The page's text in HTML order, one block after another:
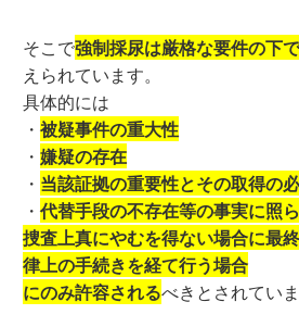
そこで強制採尿は厳格な要件の下
えられています。
具体的には
・被疑事件の重大性
・嫌疑の存在
・ 当該証拠の重要性とその取得の
・代替手段の不存在等の事実に照
捜査上真にやむを得ない場合に最
律上の手続きを経て行う場合
にのみ許容されるべきとされていま